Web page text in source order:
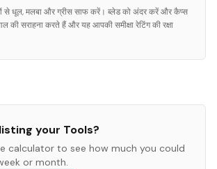
से धूल, मलबा और ग्रीस साफ करें। ब्लेड को अंदर करें और कैप्स
की सराहना करते हैं और यह आपकी समीक्षा रेटिंग की रक्षा
your Tools?
calculator to see how much you could
or month.